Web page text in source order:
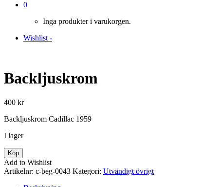
0
Inga produkter i varukorgen.
Wishlist -
Backljuskrom
400 kr
Backljuskrom Cadillac 1959
I lager
Backljuskrom
mängd
Köp
Add to Wishlist
Artikelnr: c-beg-0043 Kategori: Utvändigt övrigt